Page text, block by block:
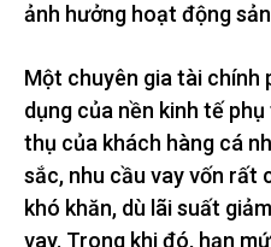
ảnh hưởng hoạt động
Một chuyên gia tài chính
dụng của nền kinh tế
thụ của khách hàng cá
sắc, nhu cầu vay vốn rất
khó khăn, dù lãi suất
vay. Trong khi đó, hạn